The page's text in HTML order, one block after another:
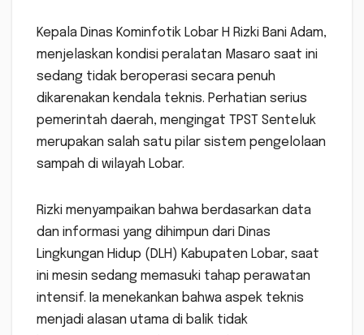
Kepala Dinas Kominfotik Lobar H Rizki Bani Adam,
menjelaskan kondisi peralatan Masaro saat ini
sedang tidak beroperasi secara penuh
dikarenakan kendala teknis. Perhatian serius
pemerintah daerah, mengingat TPST Senteluk
merupakan salah satu pilar sistem pengelolaan
sampah di wilayah Lobar.
Rizki menyampaikan bahwa berdasarkan data
dan informasi yang dihimpun dari Dinas
Lingkungan Hidup (DLH) Kabupaten Lobar, saat
ini mesin sedang memasuki tahap perawatan
intensif. Ia menekankan bahwa aspek teknis
menjadi alasan utama di balik tidak